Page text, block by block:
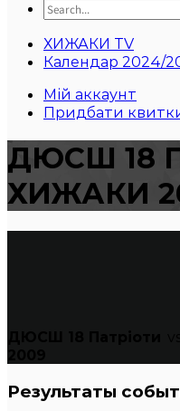
ХИЖАКИ TV
Календар 2024/
Мій аккаунт
Придбати
ДЮСШ 18
ХИЖАКИ
Результаты